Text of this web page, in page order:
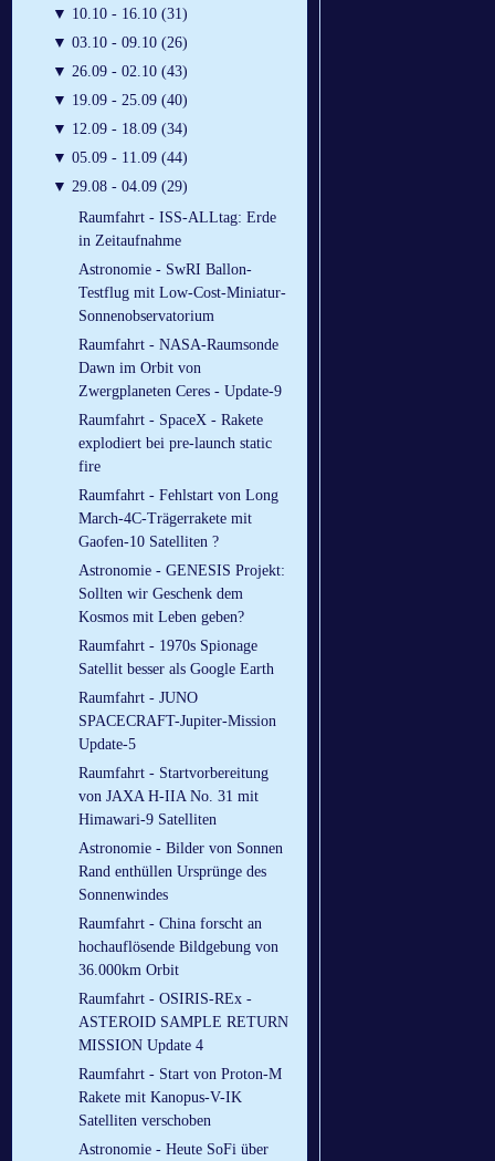
▼ 10.10 - 16.10 (31)
▼ 03.10 - 09.10 (26)
▼ 26.09 - 02.10 (43)
▼ 19.09 - 25.09 (40)
▼ 12.09 - 18.09 (34)
▼ 05.09 - 11.09 (44)
▼ 29.08 - 04.09 (29)
Raumfahrt - ISS-ALLtag: Erde
in Zeitaufnahme
Astronomie - SwRI Ballon-
Testflug mit Low-Cost-Miniatur-
Sonnenobservatorium
Raumfahrt - NASA-Raumsonde
Dawn im Orbit von
Zwergplaneten Ceres - Update-9
Raumfahrt - SpaceX - Rakete
explodiert bei pre-launch static
fire
Raumfahrt - Fehlstart von Long
March-4C-Trägerrakete mit
Gaofen-10 Satelliten ?
Astronomie - GENESIS Projekt:
Sollten wir Geschenk dem
Kosmos mit Leben geben?
Raumfahrt - 1970s Spionage
Satellit besser als Google Earth
Raumfahrt - JUNO
SPACECRAFT-Jupiter-Mission
Update-5
Raumfahrt - Startvorbereitung
von JAXA H-IIA No. 31 mit
Himawari-9 Satelliten
Astronomie - Bilder von Sonnen
Rand enthüllen Ursprünge des
Sonnenwindes
Raumfahrt - China forscht an
hochauflösende Bildgebung von
36.000km Orbit
Raumfahrt - OSIRIS-REx -
ASTEROID SAMPLE RETURN
MISSION Update 4
Raumfahrt - Start von Proton-M
Rakete mit Kanopus-V-IK
Satelliten verschoben
Astronomie - Heute SoFi über